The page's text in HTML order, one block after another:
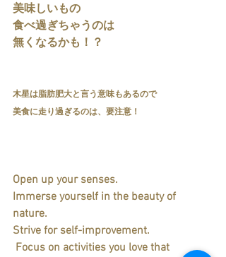
美味しいもの
食べ過ぎちゃうのは
無くなるかも！？
木星は脂肪肥大と言う意味もあるので
美食に走り過ぎるのは、要注意！
Open up your senses.
Immerse yourself in the beauty of
nature.
Strive for self-improvement.